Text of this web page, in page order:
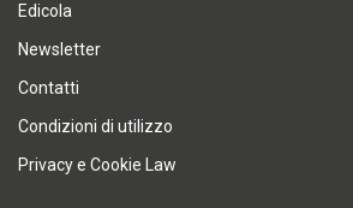
Edicola
Newsletter
Contatti
Condizioni di utilizzo
Privacy e Cookie Law